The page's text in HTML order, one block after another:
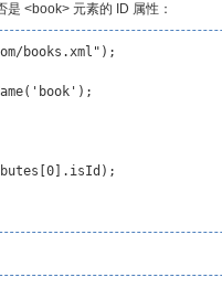
<book> 元素的 ID 属性：
books.xml");
);